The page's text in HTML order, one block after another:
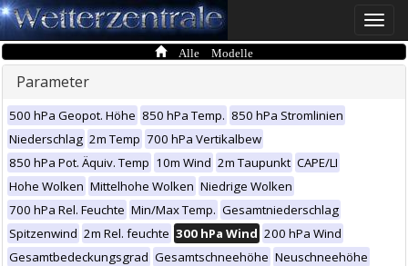
Toggle
Alle Modelle
Parameter
500 hPa Geopot. Höhe 850 hPa Temp. 850 hPa Stromlinien
Niederschlag 2m Temp 700 hPa Vertikalbew
850 hPa Pot. Äquiv. Temp 10m Wind 2m Taupunkt CAPE/LI
Hohe Wolken Mittelhohe Wolken Niedrige Wolken
700 hPa Rel. Feuchte Min/Max Temp. Gesamtniederschlag
Spitzenwind 2m Rel. feuchte 300 hPa Wind 200 hPa Wind
Gesamtbedeckungsgrad Gesamtschneehöhe Neuschneehöhe